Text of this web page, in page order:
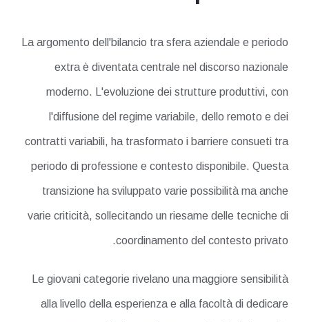
La argomento dell'bilancio tra sfera aziendale e periodo
extra è diventata centrale nel discorso nazionale
moderno. L'evoluzione dei strutture produttivi, con
l'diffusione del regime variabile, dello remoto e dei
contratti variabili, ha trasformato i barriere consueti tra
periodo di professione e contesto disponibile. Questa
transizione ha sviluppato varie possibilità ma anche
varie criticità, sollecitando un riesame delle tecniche di
coordinamento del contesto privato.
Le giovani categorie rivelano una maggiore sensibilità
alla livello della esperienza e alla facoltà di dedicare